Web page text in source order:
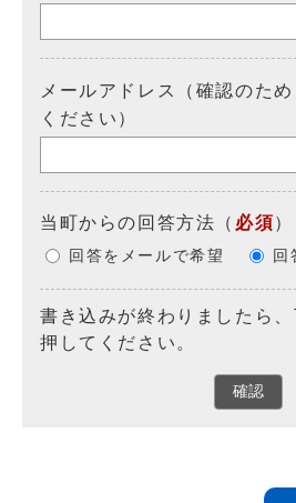
メールアドレス（確認のた
ください）
当町からの回答方法 （ 必須）
回答をメールで希望
書き込みが終わりましたら
押してください。
確認